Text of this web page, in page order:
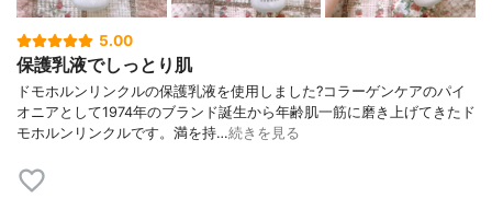
5.00
保護乳液でしっとり肌
ドモホルンリンクルの保護乳液を使用しました?コラーゲンケアのパイ
オニアとして1974年のブランド誕生から年齢肌一筋に磨き上げてきたド
モホルンリンクルです。満を持…続きを見る